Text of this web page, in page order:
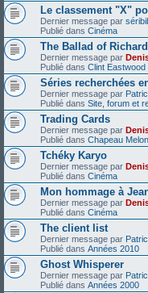
Le classement "X"
Dernier message par
Publié dans Cinéma
The Ballad of
Dernier message par
Publié dans Clint Eastwood
Séries recherchées
Dernier message par
Publié dans Site, forum et
Trading Cards
Dernier message par
Publié dans Chapeau
Tchéky Karyo
Dernier message par
Publié dans Cinéma
Mon hommage à
Dernier message par
Publié dans Cinéma
The client list
Dernier message par
Publié dans Années 2010
Ghost Whisperer
Dernier message par
Publié dans Années 2000